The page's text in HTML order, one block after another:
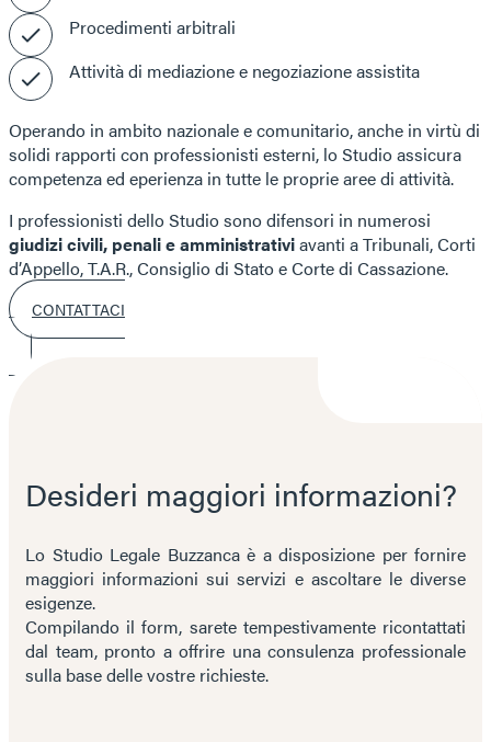
Procedimenti arbitrali
Attività di mediazione e negoziazione assistita
Operando in ambito nazionale e comunitario, anche in virtù di
solidi rapporti con professionisti esterni, lo Studio assicura
competenza ed eperienza in tutte le proprie aree di attività.
I professionisti dello Studio sono difensori in numerosi
giudizi civili, penali e amministrativiavanti a Tribunali, Corti
d’Appello, T.A.R., Consiglio di Stato e Corte di Cassazione.
CONTATTACI
Desideri maggiori informazioni?
Lo Studio Legale Buzzanca è a disposizione per fornire
maggiori informazioni sui servizi e ascoltare le diverse
esigenze.
Compilando il form, sarete tempestivamente ricontattati
dal team, pronto a offrire una consulenza professionale
sulla base delle vostre richieste.